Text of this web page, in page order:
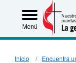
Menú
Inicio Encuentra